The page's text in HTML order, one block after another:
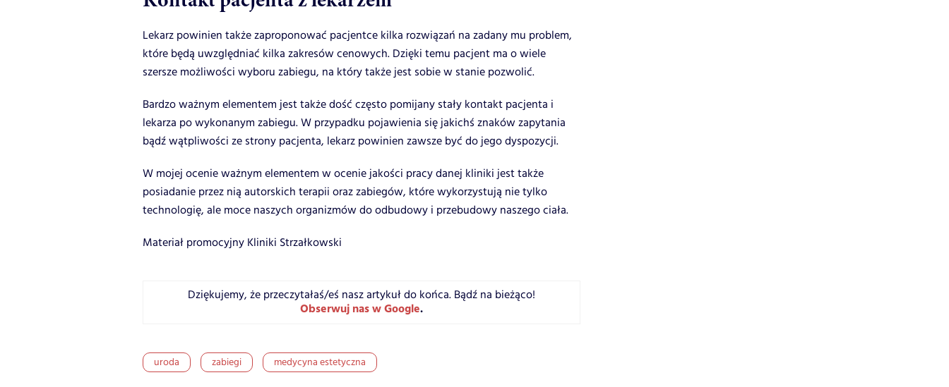
Lekarz powinien także zaproponować pacjentce kilka rozwiązań na zadany mu problem,
które będą uwzględniać kilka zakresów cenowych. Dzięki temu pacjent ma o wiele
szersze możliwości wyboru zabiegu, na który także jest sobie w stanie pozwolić.
Bardzo ważnym elementem jest także dość często pomijany stały kontakt pacjenta i
lekarza po wykonanym zabiegu. W przypadku pojawienia się jakichś znaków zapytania
bądź wątpliwości ze strony pacjenta, lekarz powinien zawsze być do jego dyspozycji.
W mojej ocenie ważnym elementem w ocenie jakości pracy danej kliniki jest także
posiadanie przez nią autorskich terapii oraz zabiegów, które wykorzystują nie tylko
technologię, ale moce naszych organizmów do odbudowy i przebudowy naszego ciała.
Materiał promocyjny Kliniki Strzałkowski
Dziękujemy, że przeczytałaś/eś nasz artykuł do końca. Bądź na bieżąco!
Obserwuj nas w Google.
uroda zabiegi medycyna estetyczna